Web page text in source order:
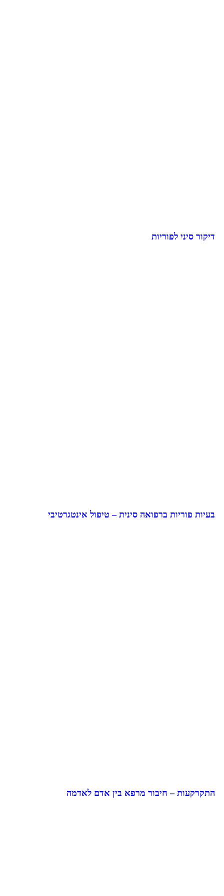
דיקור סיני לפוריות
בעיות פוריות ברפואה סינית – טיפול אינטגרטיבי
התקרקעות – חיבור מרפא בין אדם לאדמה